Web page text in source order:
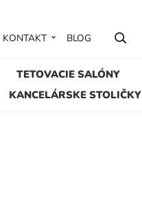
TETOVACIE SALÓNY
KANCELÁRSKE STOLIČKY
KONTAKT BLOG